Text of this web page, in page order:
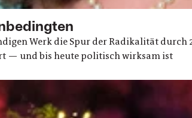
Werk die Spur der Radikalität durch
— und bis heute politisch wirksam ist